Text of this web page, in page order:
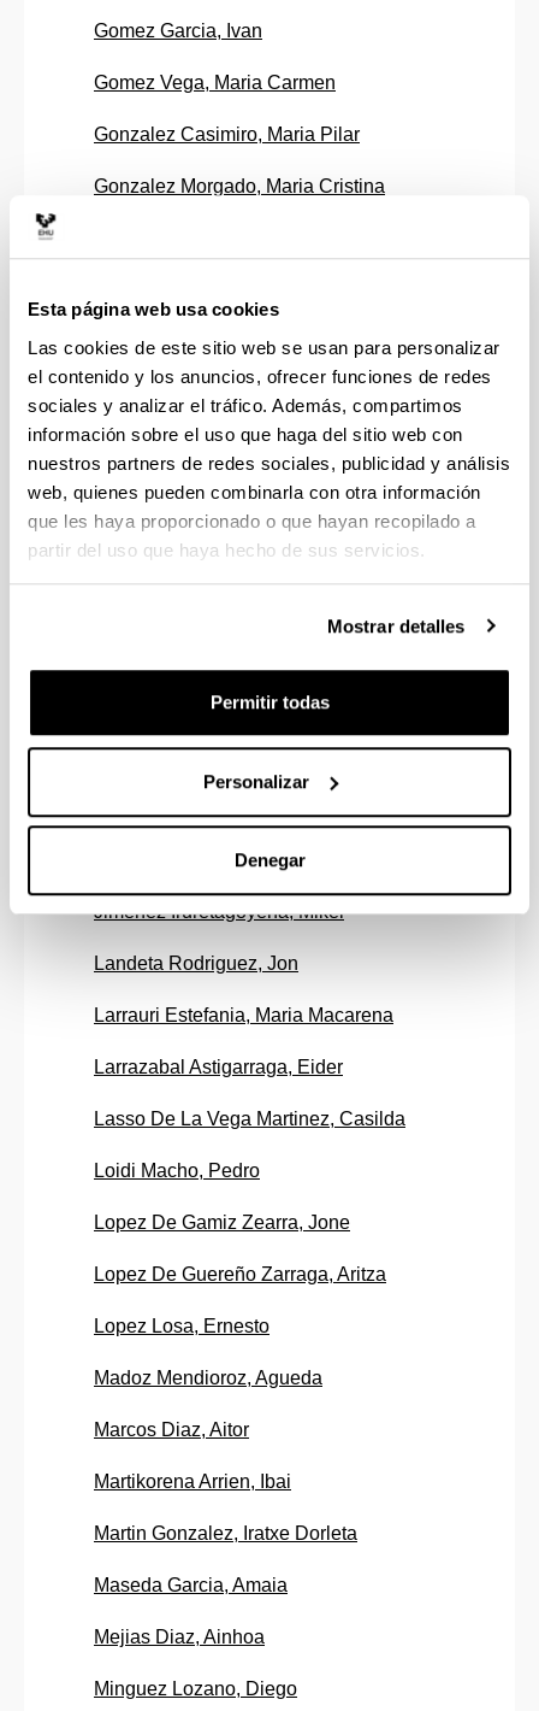
Esta página web usa cookies
Las cookies de este sitio web se usan para personalizar
el contenido y los anuncios, ofrecer funciones de redes
sociales y analizar el tráfico. Además, compartimos
información sobre el uso que haga del sitio web con
nuestros partners de redes sociales, publicidad y análisis
web, quienes pueden combinarla con otra información
que les haya proporcionado o que hayan recopilado a
partir del uso que haya hecho de sus servicios.
Mostrar detalles
Permitir todas
Personalizar
Denegar
Gomez Garcia, Ivan
Gomez Vega, Maria Carmen
Gonzalez Casimiro, Maria Pilar
Gonzalez Morgado, Maria Cristina
Gorostiaga Alonso, Miren Arantzazu
Gutierrez Huerta, Maria Jose
Hartmann , Patrick
Hernando Sarachaga, Goizalde
Hoyos Iruarrizaga, Jon
Ipiñazar Petralanda, Izaskun
Iturralde Jainaga, Txomin
Jauregui-Arraburu Cenitagoya, Juan Felix
Jimenez Iruretagoyena, Mikel
Landeta Rodriguez, Jon
Larrauri Estefania, Maria Macarena
Larrazabal Astigarraga, Eider
Lasso De La Vega Martinez, Casilda
Loidi Macho, Pedro
Lopez De Gamiz Zearra, Jone
Lopez De Guereño Zarraga, Aritza
Lopez Losa, Ernesto
Madoz Mendioroz, Agueda
Marcos Diaz, Aitor
Martikorena Arrien, Ibai
Martin Gonzalez, Iratxe Dorleta
Maseda Garcia, Amaia
Mejias Diaz, Ainhoa
Minguez Lozano, Diego